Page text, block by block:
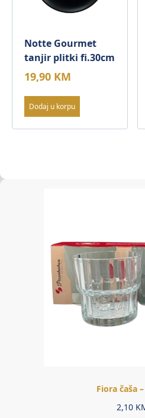
Notte Gourmet
tanjir plitki fi.30cm
19,90 KM
Dodaj u korpu
Fiora čaša
2,10